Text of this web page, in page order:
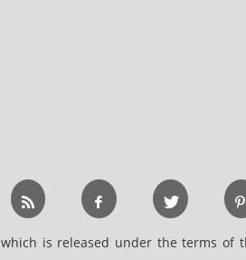
which is released under the terms of